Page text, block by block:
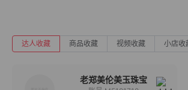
达人收藏 商品收藏 视频收藏 小店收
老郑美伦美玉珠宝